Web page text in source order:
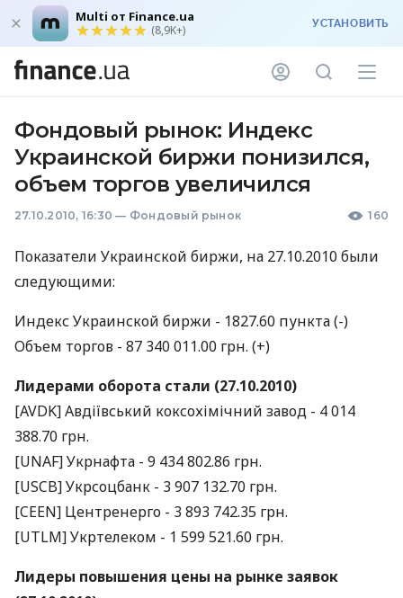
Multi от Finance.ua
(8,9K+) УСТАНОВИТЬ
Фондовый рынок: Индекс
Украинской биржи понизился,
объем торгов увеличился
27.10.2010, 16:30 — Фондовый рынок 160
Показатели Украинской биржи, на 27.10.2010 были
следующими:
Индекс Украинской биржи - 1827.60 пункта (-)
Объем торгов - 87 340 011.00 грн. (+)
Лидерами оборота стали (27.10.2010)
[AVDK] Авдіївський коксохімічний завод - 4 014
388.70 грн.
[UNAF] Укрнафта - 9 434 802.86 грн.
[USCB] Укрсоцбанк - 3 907 132.70 грн.
[CEEN] Центренерго - 3 893 742.35 грн.
[UTLM] Укртелеком - 1 599 521.60 грн.
Лидеры повышения цены на рынке заявок